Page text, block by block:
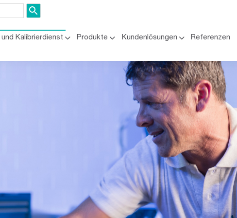
Kalibrierdienst Produkte Kundenlösungen Referenzen